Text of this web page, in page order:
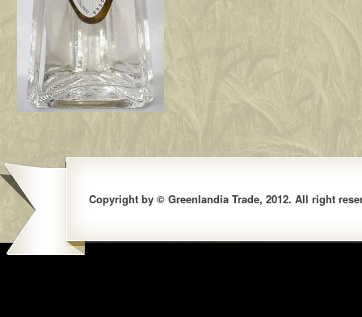
Copyright by © Greenlandia Trade, 2012. All right